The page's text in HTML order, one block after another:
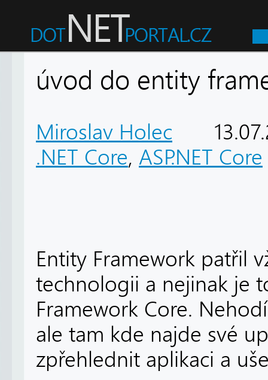
úvod do entity
Miroslav Holec
.NET Core, ASP.NET Core
Entity Framework patřil
technologii a nejinak je
Framework Core.
ale tam kde najde své
zpřehlednit aplikaci a